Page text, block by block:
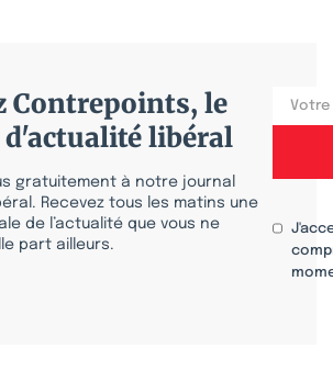
Contrepoints, le
libéral
gratuitement à notre journal
Recevez tous les matins une
de l’actualité que vous ne
part ailleurs.